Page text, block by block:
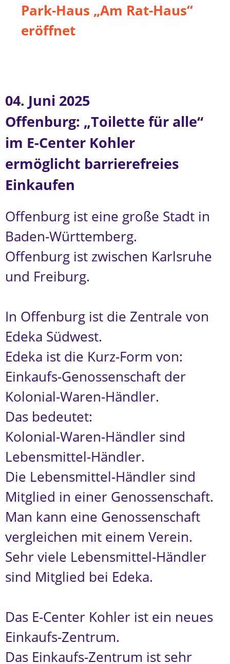
Park-Haus „Am Rat-Haus“
eröffnet
04. Juni 2025
Offenburg: „Toilette für alle“
im E-Center Kohler
ermöglicht barrierefreies
Einkaufen
Offenburg ist eine große Stadt in
Baden-Württemberg.
Offenburg ist zwischen Karlsruhe
und Freiburg.
In Offenburg ist die Zentrale von
Edeka Südwest.
Edeka ist die Kurz-Form von:
Einkaufs-Genossenschaft der
Kolonial-Waren-Händler.
Das bedeutet:
Kolonial-Waren-Händler sind
Lebensmittel-Händler.
Die Lebensmittel-Händler sind
Mitglied in einer Genossenschaft.
Man kann eine Genossenschaft
vergleichen mit einem Verein.
Sehr viele Lebensmittel-Händler
sind Mitglied bei Edeka.
Das E-Center Kohler ist ein neues
Einkaufs-Zentrum.
Das Einkaufs-Zentrum ist sehr